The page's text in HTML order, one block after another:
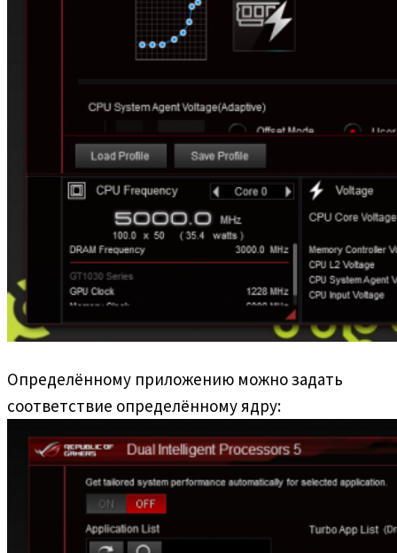
Определённому приложению можно задать
соответствие определённому ядру: